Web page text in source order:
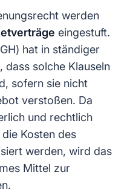
werden
eingestuft.
hat in ständiger
dass solche Klauseln
sofern sie nicht
verstoßen. Da
und rechtlich
Kosten des
werden, wird das
Mittel zur